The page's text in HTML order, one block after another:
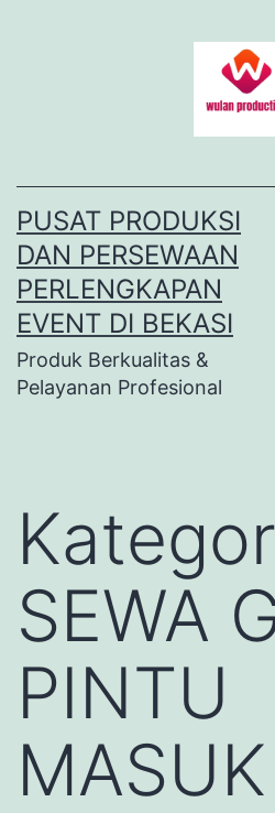
PUSAT PRODUKSI
DAN PERSEWAAN
PERLENGKAPAN
EVENT DI BEKASI
Produk Berkualitas &
Pelayanan Profesional
SEWA
PINTU
MASUK